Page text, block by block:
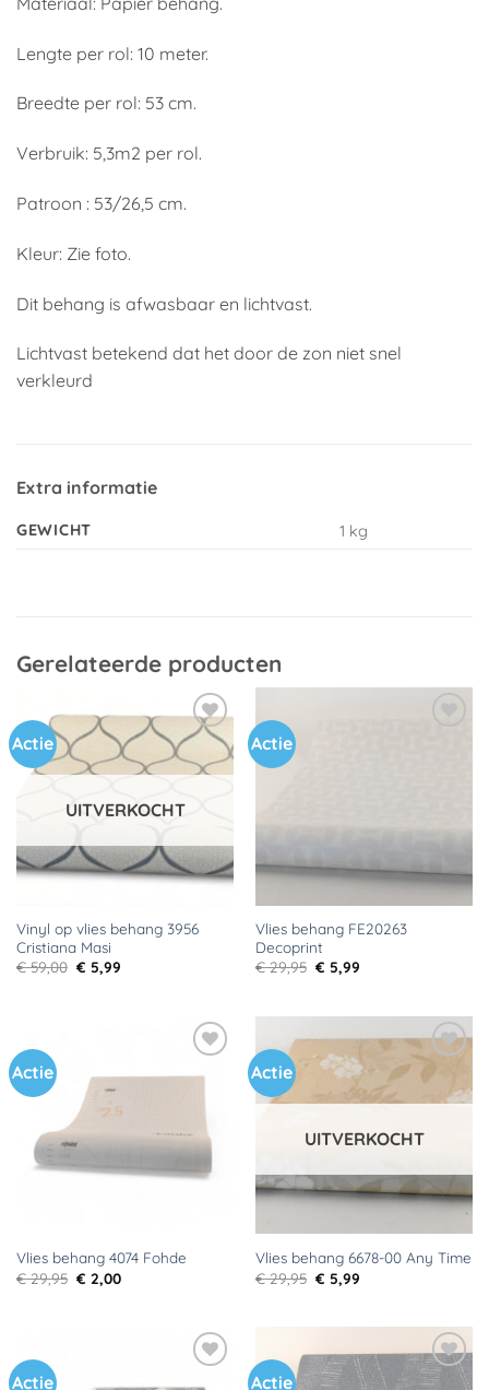
Lengte per rol: 10 meter.
Breedte per rol: 53 cm.
Verbruik: 5,3m2 per rol.
Patroon : 53/26,5 cm.
Kleur: Zie foto.
Dit behang is afwasbaar en lichtvast.
Lichtvast betekend dat het door de zon niet snel
verkleurd
Extra informatie
GEWICHT 1 kg
Gerelateerde producten
Actie
Toevoegen
aan
verlanglijst
UITVERKOCHT
Vinyl op vlies behang 3956
Cristiana Masi
€59,00 Oorspronkelijke
prijs
€ 5,99Huidige
Actie
Vlies behang FE20263
Decoprint
€29,95 Oorspronkelijke
prijs
€ 5,99Huidige
Actie
Vlies behang 4074 Fohde
€29,95 Oorspronkelijke
prijs
€ 2,00Huidige
Actie
Toevoegen
aan
verlanglijst
UITVERKOCHT
Vlies behang 6678-00 Any Time
€29,95 Oorspronkelijke
prijs
€ 5,99Huidige
Actie Actie
Toevoegen